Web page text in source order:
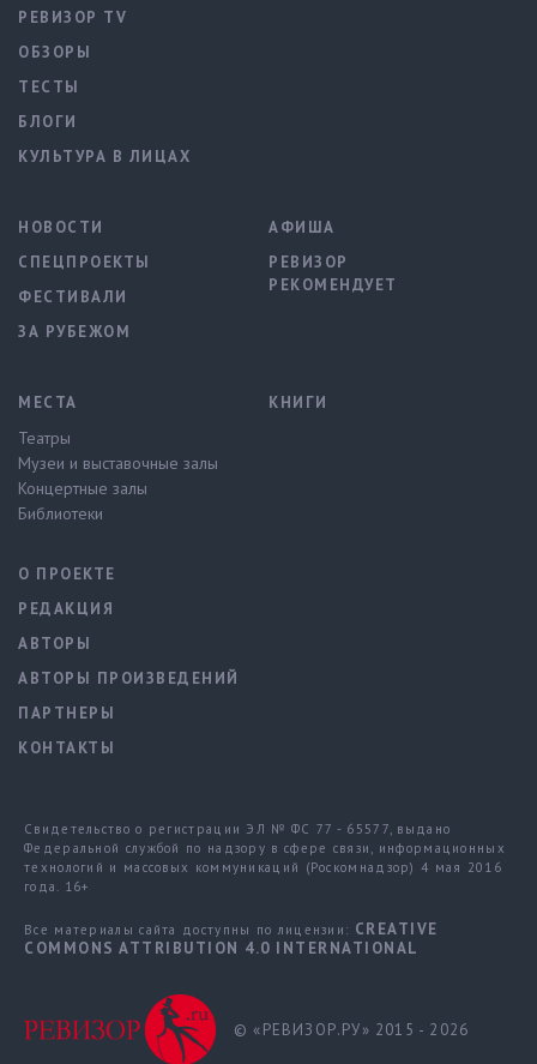
РЕВИЗОР TV
ОБЗОРЫ
ТЕСТЫ
БЛОГИ
КУЛЬТУРА В ЛИЦАХ
НОВОСТИ
СПЕЦПРОЕКТЫ
ФЕСТИВАЛИ
ЗА РУБЕЖОМ
АФИША
РЕВИЗОР
РЕКОМЕНДУЕТ
МЕСТА
Театры
Музеи и выставочные залы
Концертные залы
Библиотеки
КНИГИ
О ПРОЕКТЕ
РЕДАКЦИЯ
АВТОРЫ
АВТОРЫ ПРОИЗВЕДЕНИЙ
ПАРТНЕРЫ
КОНТАКТЫ
Свидетельство о регистрации ЭЛ № ФС 77 - 65577, выдано
Федеральной службой по надзору в сфере связи, информационных
технологий и массовых коммуникаций (Роскомнадзор) 4 мая 2016
года. 16+
Все материалы сайта доступны по лицензии: CREATIVE
COMMONS ATTRIBUTION 4.0 INTERNATIONAL
© «РЕВИЗОР.РУ» 2015 - 2026